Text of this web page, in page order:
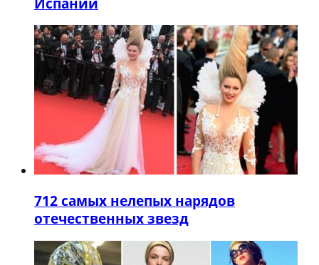
712 самых нелепых нарядов
отечественных звезд